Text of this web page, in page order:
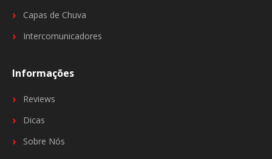
Capas de Chuva
Intercomunicadores
Informações
Reviews
Dicas
Sobre Nós